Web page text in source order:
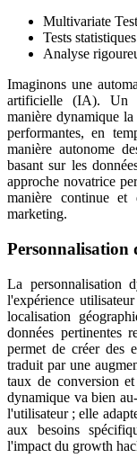
Multivariate
Tests
Analyse
Imaginons une
artificielle (IA). Un
manière dynamique
performantes, en
manière autonome
basant sur les
approche novatrice
manière continue
marketing.
Personnalisation
La personnalisation
l'expérience
localisation
données pertinentes
permet de créer des
traduit par une
taux de conversion
dynamique va bien
l'utilisateur ; elle
aux besoins
l'impact du growth